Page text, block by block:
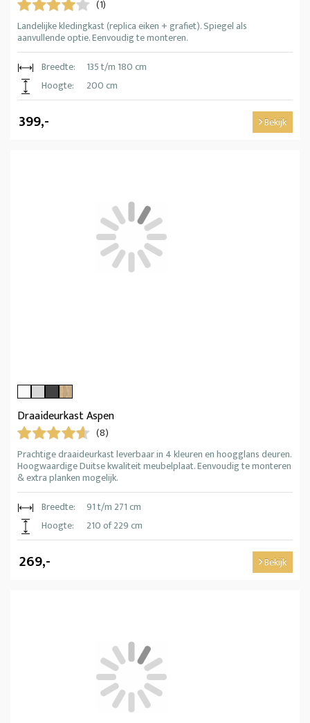
(1)
Landelijke kledingkast (replica eiken + grafiet). Spiegel als
aanvullende optie. Eenvoudig te monteren.
Breedte:
135 t/m 180 cm
Hoogte:
200 cm
399,- Bekijk
Draaideurkast Aspen
(8)
Prachtige draaideurkast leverbaar in 4 kleuren en hoogglans deuren.
Hoogwaardige Duitse kwaliteit meubelplaat. Eenvoudig te monteren
& extra planken mogelijk.
Breedte:
91 t/m 271 cm
Hoogte:
210 of 229 cm
269,- Bekijk